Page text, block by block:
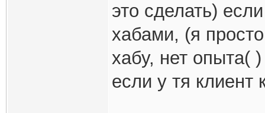
это сделать)
хабами, (я
хабу, нет опыта(
если у тя клиент